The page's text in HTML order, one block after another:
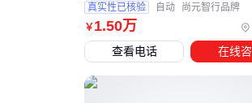
￥ 1.50万
真实性已核验 自动 尚元智行品牌
查看电话 在线